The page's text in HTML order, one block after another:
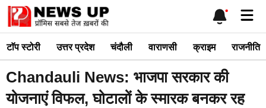
Skip
content
टाॅप स्टोरी उत्तर प्रदेश चंदौली वाराणसी क्राइम राजनीति
Chandauli News: भाजपा सरकार की
योजनाएं विफल, घोटालों के स्मारक बनकर रह